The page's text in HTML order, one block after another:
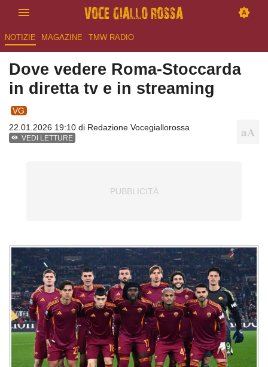
NOTIZIE MAGAZINE TMW RADIO
Dove vedere Roma-Stoccarda
in diretta tv e in streaming
VG
22.01.2026 19:10 di Redazione Vocegiallorossa
VEDI LETTURE